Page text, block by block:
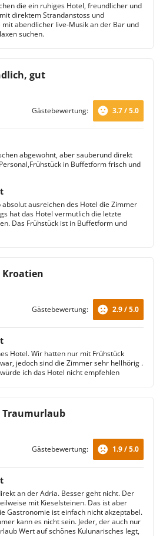
die ein ruhiges Hotel, freundlicher und
direktem Strandanstoss und
abendlicher live-Musik an der Bar und
suchen.
gut
Gästebewertung: 3.7 / 5.0
abgewohnt, aber sauberund direkt
in Buffetform frisch und
ausreichen des Hotel die Zimmer
hat das Hotel vermutlich die letzte
Das Frühstück ist in Buffetform und
Gästebewertung: 2.9 / 5.0
Hotel. Wir hatten nur mit Frühstück
jedoch sind die Zimmer sehr hellhörig .
ich das Hotel nicht empfehlen
Traumurlaub
Gästebewertung: 1.9 / 5.0
an der Adria. Besser geht nicht. Der
mit Kieselsteinen. Das ist aber
Gastronomie ist einfach nicht akzeptabel.
kann es nicht sein. Jeder, der auch nur
Wert auf schönes Kulunarisches legt,